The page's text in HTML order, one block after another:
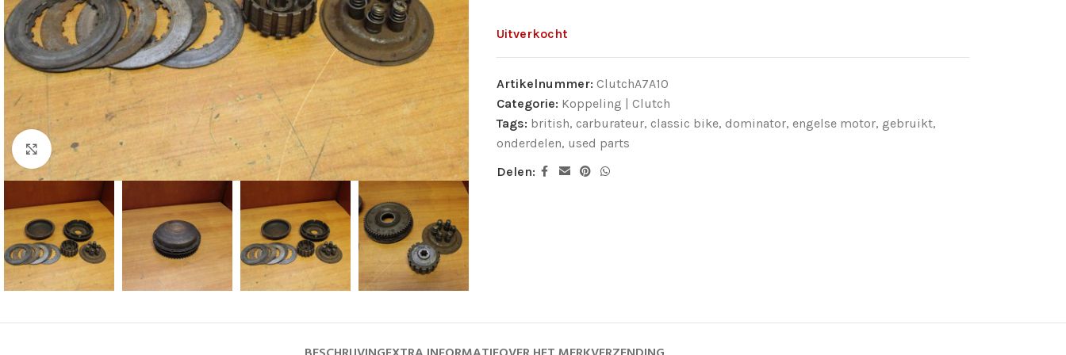
Klik voor vergroting
Uitverkocht
Artikelnummer: ClutchA7A10
Categorie: Koppeling | Clutch
Tags: british, carburateur, classic bike, dominator, engelse motor, gebruikt,
onderdelen, used parts
Delen: